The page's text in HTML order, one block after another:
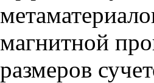
магнитной
размеров